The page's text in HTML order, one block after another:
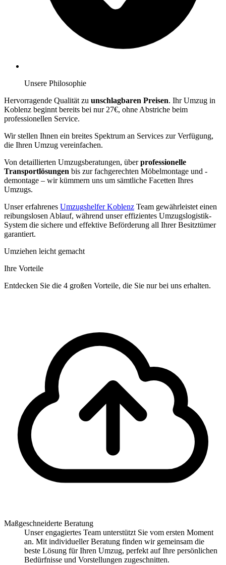
Unsere Philosophie
Hervorragende Qualität zu unschlagbaren Preisen. Ihr Umzug in
Koblenz beginnt bereits bei nur 27€, ohne Abstriche beim
professionellen Service.
Wir stellen Ihnen ein breites Spektrum an Services zur Verfügung,
die Ihren Umzug vereinfachen.
Von detaillierten Umzugsberatungen, überprofessionelle
Transportlösungen bis zur fachgerechten Möbelmontage und -
demontage – wir kümmern uns um sämtliche Facetten Ihres
Umzugs.
Unser erfahrenes Umzugshelfer Koblenz Team gewährleistet einen
reibungslosen Ablauf, während unser effizientes Umzugslogistik-
System die sichere und effektive Beförderung all Ihrer Besitztümer
garantiert.
Umziehen leicht gemacht
Ihre Vorteile
Entdecken Sie die 4 großen Vorteile, die Sie nur bei uns erhalten.
Maßgeschneiderte Beratung
Unser engagiertes Team unterstützt Sie vom ersten Moment
an. Mit individueller Beratung finden wir gemeinsam die
beste Lösung für Ihren Umzug, perfekt auf Ihre persönlichen
Bedürfnisse und Vorstellungen zugeschnitten.